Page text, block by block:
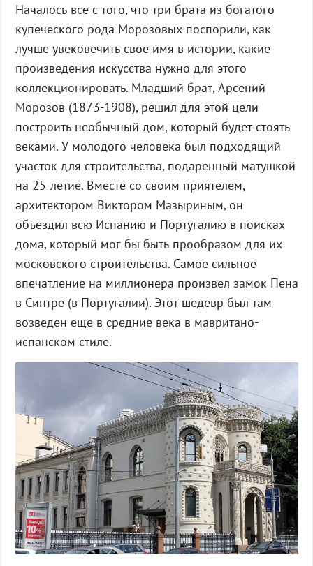
Началось все с того, что три брата из богатого
купеческого рода Морозовых поспорили, как
лучше увековечить свое имя в истории, какие
произведения искусства нужно для этого
коллекционировать. Младший брат, Арсений
Морозов (1873-1908), решил для этой цели
построить необычный дом, который будет стоять
веками. У молодого человека был подходящий
участок для строительства, подаренный матушкой
на 25-летие. Вместе со своим приятелем,
архитектором Виктором Мазыриным, он
объездил всю Испанию и Португалию в поисках
дома, который мог бы быть прообразом для их
московского строительства. Самое сильное
впечатление на миллионера произвел замок Пена
в Синтре (в Португалии). Этот шедевр был там
возведен еще в средние века в мавритано-
испанском стиле.